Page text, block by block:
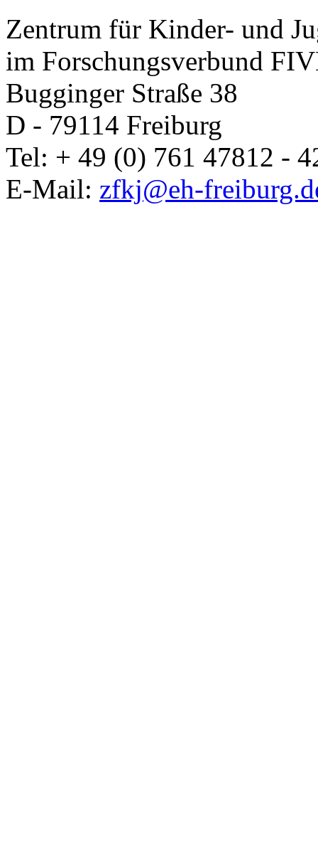
Zentrum für Kinder- und
im Forschungsverbund
Bugginger Straße 38
D - 79114 Freiburg
Tel: + 49 (0) 761 47812 -
E-Mail: zfkj@eh-